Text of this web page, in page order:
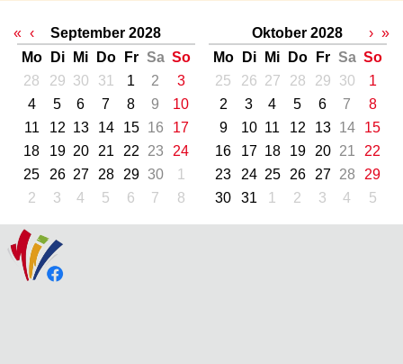
« ‹
September 2028
Mo
Di Mi Do Fr Sa So
28
29 30 31 1 2
3
4
5 6 7 8 9
10
11
12 13 14 15 16
17
18
19 20 21 22 23
24
25
26 27 28 29 30
1
2
3 4 5 6 7 8
Oktober 2028
Mo
Di Mi Do Fr Sa So
25
26 27 28 29 30
1
2
3 4 5 6 7
8
9
10 11 12 13 14
15
16
17 18 19 20 21
22
23
24 25 26 27 28
29
30
31 1 2 3 4 5
› »